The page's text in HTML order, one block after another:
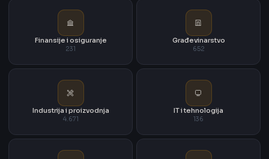
Finansije i osiguranje
231
Građevinarstvo
652
Industrija i proizvodnja
4.671
IT i tehnologija
136